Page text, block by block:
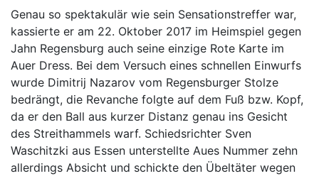
Genau so spektakulär wie sein Sensationstreffer war,
kassierte er am 22. Oktober 2017 im Heimspiel gegen
Jahn Regensburg auch seine einzige Rote Karte im
Auer Dress. Bei dem Versuch eines schnellen Einwurfs
wurde Dimitrij Nazarov vom Regensburger Stolze
bedrängt, die Revanche folgte auf dem Fuß bzw. Kopf,
da er den Ball aus kurzer Distanz genau ins Gesicht
des Streithammels warf. Schiedsrichter Sven
Waschitzki aus Essen unterstellte Aues Nummer zehn
allerdings Absicht und schickte den Übeltäter wegen